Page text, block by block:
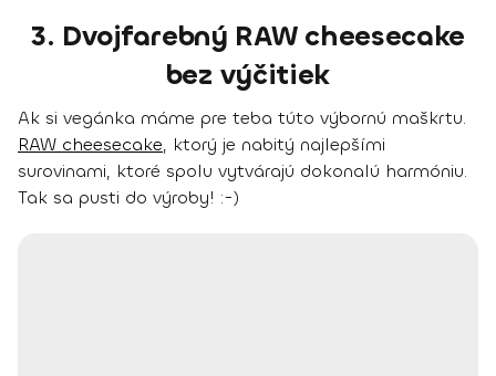
3. Dvojfarebný RAW cheesecake
bez výčitiek
Ak si vegánka máme pre teba túto výbornú maškrtu.
RAW cheesecake, ktorý je nabitý najlepšími
surovinami, ktoré spolu vytvárajú dokonalú harmóniu.
Tak sa pusti do výroby! :-)